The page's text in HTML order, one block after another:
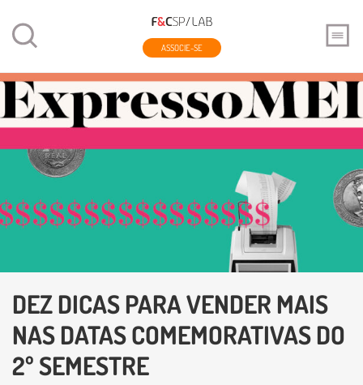
ASSOCIE-SE
DEZ DICAS PARA VENDER MAIS
NAS DATAS COMEMORATIVAS DO
2º SEMESTRE